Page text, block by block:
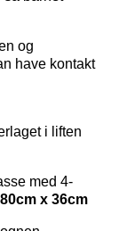
og
have kontakt
i liften
med 4-
x 36cm